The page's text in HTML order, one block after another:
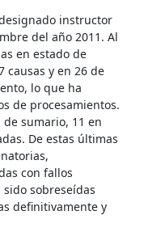
instructor
del año 2011. Al
en estado de
causas y en 26 de
lo que ha
de procesamientos.
de sumario, 11 en
De estas últimas
con fallos
sobreseí­das
definitivamente y